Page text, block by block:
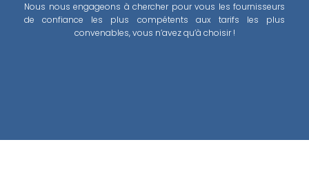
Nous nous engageons à chercher pour vous les fournisseurs
de confiance les plus compétents aux tarifs les plus
convenables, vous n’avez qu’à choisir !